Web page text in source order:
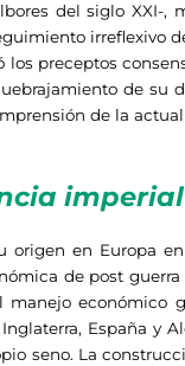
del siglo XXI-
irreflexivo
preceptos
de su
de la
origen en Europa
de post
manejo
España y
seno. La